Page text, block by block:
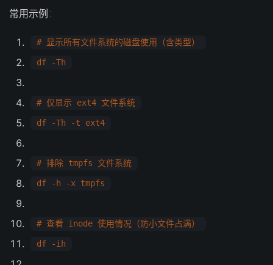
常用示例 ：
# 显示所有文件系统的磁盘使用（含类型）
df -Th
# 仅显示 ext4 文件系统
df -Th -t ext4
# 排除 tmpfs 文件系统
df -h -x tmpfs
# 查看 inode 使用情况（防小文件占满）
df -ih